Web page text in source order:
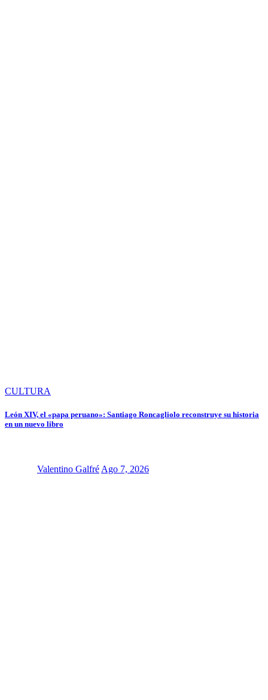
CULTURA
León XIV, el «papa peruano»: Santiago Roncagliolo reconstruye su historia
en un nuevo libro
Valentino Galfré Ago 7, 2026